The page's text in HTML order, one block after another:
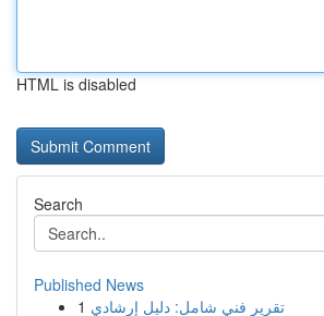
HTML is disabled
Search
Published News
1 تقرير فني شامل: دليل إرشادي